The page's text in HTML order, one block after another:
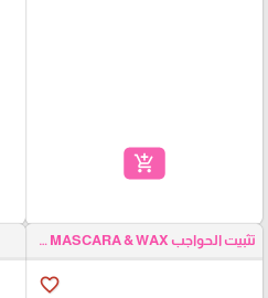
add_shopping_cart
تثبيت الحواجب EYEBROW MASCARA & WAX
favorite_border